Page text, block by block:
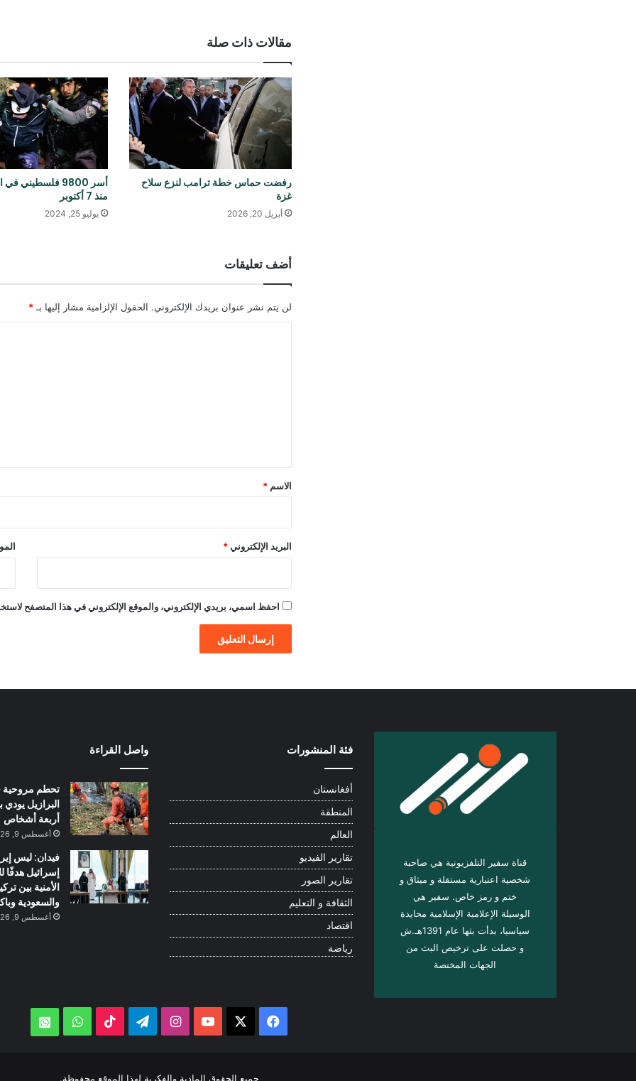
مقالات ذات صلة
رفضت حماس خطة ترامب لنزع سلاح
غزة
أبريل 20, 2026
أسر 9800 فلسطيني
منذ 7 أكتوبر
يوليو 25, 2024
أضف تعليقات
لن يتم نشر عنوان بريدك الإلكتروني. الحقول الإلزامية مشار إليها بـ *
*
الاسم *
البريد الإلكتروني *
احفظ اسمي، بريدي الإلكتروني، والموقع الإلكتروني في هذا المتصفح
قناة سفير التلفزيونية هي صاحبة
شخصية اعتبارية مستقلة و ميثاق و
ختم و رمز خاص. سفیر هي
الوسيلة الإعلامية الإسلامية محايدة
سياسيا، بدأت بثها عام 1391هـ.ش
و حصلت على ترخيص البث من
الجهات المختصة
فئة المنشورات
أفغانستان
المنطقة
العالم
تقارير الفيديو
تقارير الصور
الثقافة و التعليم
اقتصاد
رياضة
واصل القراءة
تحطم
البرازيل يودي
أربعة أشخاص
أغسطس 9, 2026
فيدان: ليس
إسرائيل هدفًا
الأمنية بين
والسعودية
أغسطس 9, 2026
فيسبوك ‫YouTubeانستقرامتيلقرام ‫TikTokواتساب
جميع الحقوق المادية والفكرية لهذا الموقع محفوظة.